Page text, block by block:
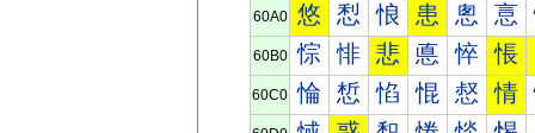
60A0 悠 悡 悢 患 悤 悥
60B0 悰 悱 悲 悳 悴 悵
60C0 惀 惁 惂 惃 惄 情